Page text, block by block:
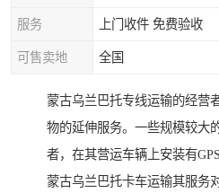
服务 上门收件 免费验收
可售卖地 全国
蒙古乌兰巴托专线运输的经营
物的延伸服务。一些规模较大
者，在其营运车辆上安装有
蒙古乌兰巴托卡车运输其服务